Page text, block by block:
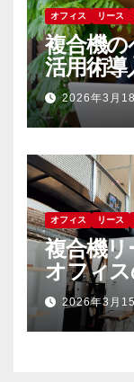
オフィス リース
複合機
活用術
まで
2026年3月
オフィス リース
複合機
オフィ
化戦略
2026年3月